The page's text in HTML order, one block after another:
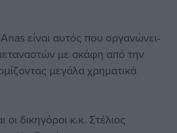
είναι αυτός που οργανώνει-
με σκάφη από την
μεγάλα χρηματικά
οι δικηγόροι κ.κ. Στέλιος